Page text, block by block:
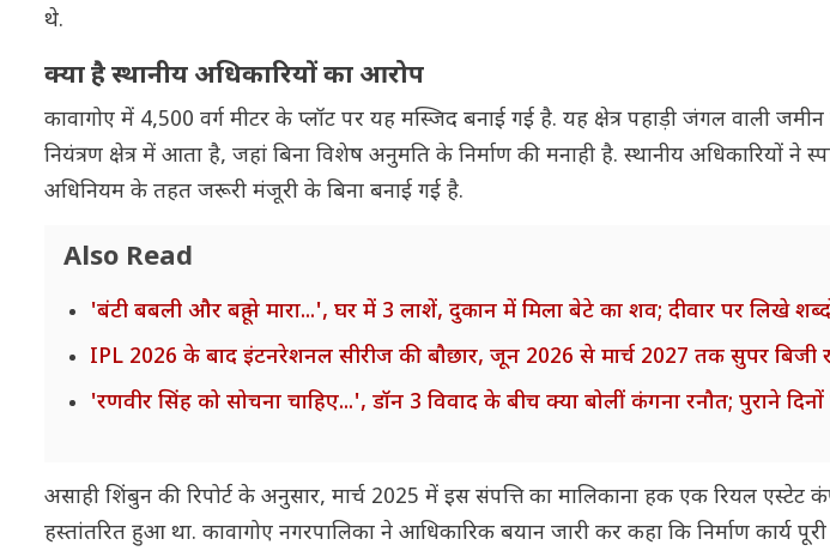
थे.
क्या है स्थानीय अधिकारियों का आरोप
कावागोए में 4,500 वर्ग मीटर के प्लॉट पर यह मस्जिद बनाई गई है. यह क्षेत्र पहाड़ी जंगल वाली
नियंत्रण क्षेत्र में आता है, जहां बिना विशेष अनुमति के निर्माण की मनाही है. स्थानीय अधिकारियों ने
अधिनियम के तहत जरूरी मंजूरी के बिना बनाई गई है.
Also Read
'बंटी बबली और बहू ने मारा...', घर में 3 लाशें, दुकान में मिला बेटे का शव; दीवार पर लिखे
IPL 2026 के बाद इंटनरेशनल सीरीज की बौछार, जून 2026 से मार्च 2027 तक सुपर बिजी
'रणवीर सिंह को सोचना चाहिए...', डॉन 3 विवाद के बीच क्या बोलीं कंगना रनौत; पुराने दिनों
असाही शिंबुन की रिपोर्ट के अनुसार, मार्च 2025 में इस संपत्ति का मालिकाना हक एक रियल एस्टेट
हस्तांतरित हुआ था. कावागोए नगरपालिका ने आधिकारिक बयान जारी कर कहा कि निर्माण कार्य